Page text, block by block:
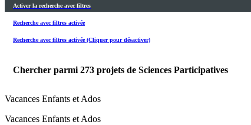
Activer la recherche avec filtres
Recherche avec filtres activée
Recherche avec filtres activée (Cliquer pour désactiver)
Chercher parmi 273 projets de Sciences Participatives
Vacances Enfants et Ados
Vacances Enfants et Ados